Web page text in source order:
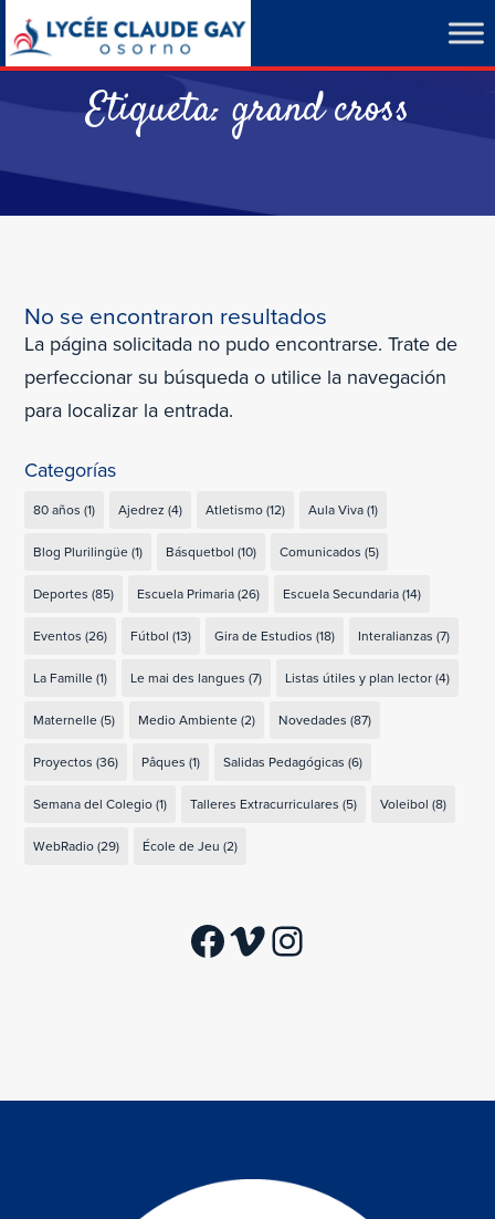
Etiqueta: grand cross
No se encontraron resultados
La página solicitada no pudo encontrarse. Trate de
perfeccionar su búsqueda o utilice la navegación
para localizar la entrada.
Categorías
80 años (1) Ajedrez (4) Atletismo(12) Aula Viva(1)
Blog Plurilingüe(1) Básquetbol (10) Comunicados (5)
Deportes (85) Escuela Primaria(26) Escuela Secundaria(14)
Eventos (26) Fútbol (13) Gira de Estudios (18) Interalianzas (7)
La Famille(1) Le mai des langues (7) Listas útiles y plan lector(4)
Maternelle(5) Medio Ambiente(2) Novedades (87)
Proyectos (36) Pâques (1) Salidas Pedagógicas (6)
Semana del Colegio(1) Talleres Extracurriculares (5) Voleibol (8)
WebRadio(29) École de Jeu (2)
Facebook
VimeoInstagram